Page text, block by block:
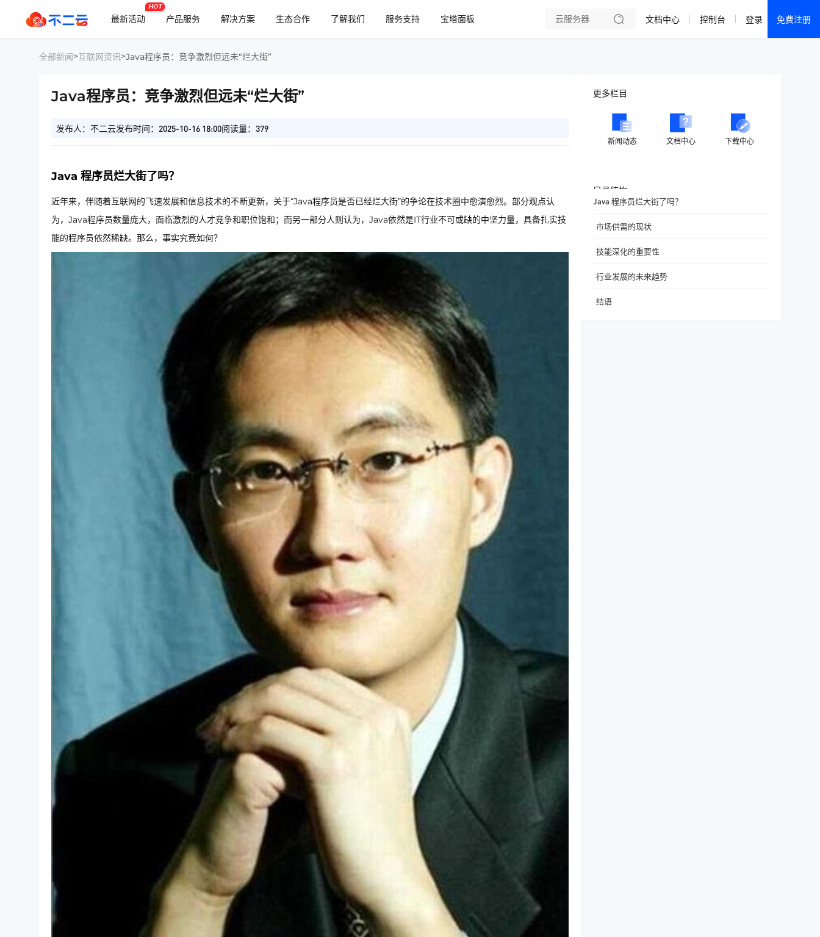
最新活动
HOT
产品服务 解决方案 生态合作 了解我们 服务支持
宝塔面板
成都电信·云服务器
香港大带宽 · CN2
文档中心 控制台 登录 免费注册
全部新闻>互联网资讯>Java程序员：竞争激烈但远未“烂大街”
Java程序员：竞争激烈但远未“烂大街”
发布人：不二云发布时间：2025-10-16 18:00阅读量：379
Java 程序员烂大街了吗？
近年来，伴随着互联网的飞速发展和信息技术的不断更新，关于“Java程序员是否已经烂大街”的争论在技术圈中愈演愈烈。部分观点认
为，Java程序员数量庞大，面临激烈的人才竞争和职位饱和；而另一部分人则认为，Java依然是IT行业不可或缺的中坚力量，具备扎实技
能的程序员依然稀缺。那么，事实究竟如何？
更多栏目
新闻动态 文档中心 下载中心
目录结构
Java 程序员烂大街了吗？
市场供需的现状
技能深化的重要性
行业发展的未来趋势
结语